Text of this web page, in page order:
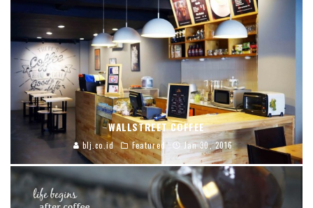
WALLSTREET COFFEE
blj.co.id Featured Jan 30, 2016